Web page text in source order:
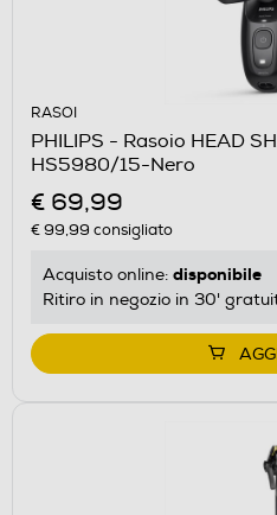
RASOI
PHILIPS - Rasoio HEAD
HS5980/15-Nero
€ 69,99
€ 99,99 consigliato
Acquisto online: disponibile
Ritiro in negozio in 30'